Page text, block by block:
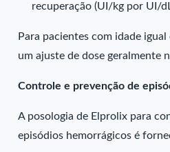
recuperação (UI/kg por UI/
Para pacientes com idade
um ajuste de dose geralmente
Controle e prevenção de
A posologia de Elprolix para
episódios hemorrágicos é